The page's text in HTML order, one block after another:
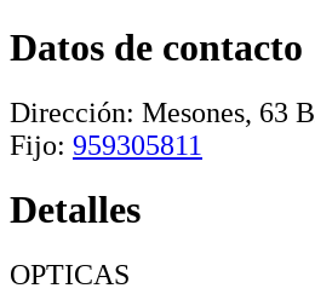
Datos de contacto
Dirección: Mesones, 63
Fijo: 959305811
Detalles
OPTICAS